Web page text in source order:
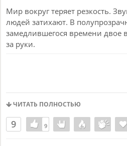
Мир вокруг теряет резкость.
людей затихают. В
замедлившегося времени двое
за руки.
ЧИТАТЬ ПОЛНОСТЬЮ
9 9
9